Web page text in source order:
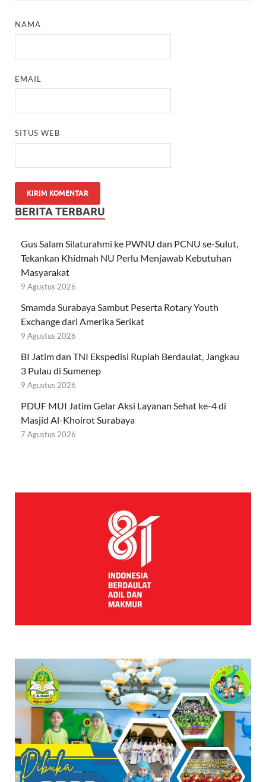
NAMA
EMAIL
SITUS WEB
BERITA TERBARU
Gus Salam Silaturahmi ke PWNU dan PCNU se-Sulut,
Tekankan Khidmah NU Perlu Menjawab Kebutuhan
Masyarakat
9 Agustus 2026
Smamda Surabaya Sambut Peserta Rotary Youth
Exchange dari Amerika Serikat
9 Agustus 2026
BI Jatim dan TNI Ekspedisi Rupiah Berdaulat, Jangkau
3 Pulau di Sumenep
9 Agustus 2026
PDUF MUI Jatim Gelar Aksi Layanan Sehat ke-4 di
Masjid Al-Khoirot Surabaya
7 Agustus 2026